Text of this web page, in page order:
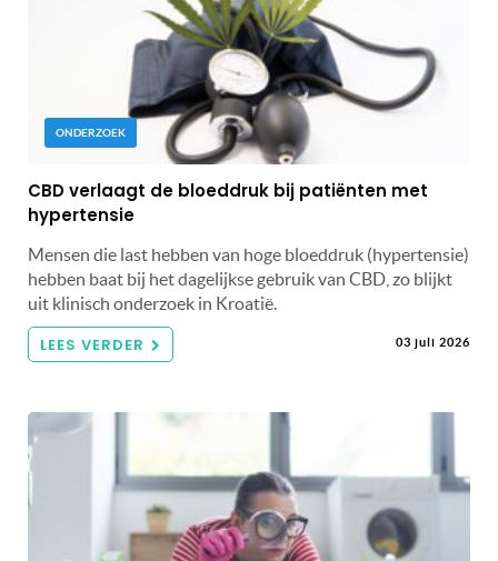
ONDERZOEK
CBD verlaagt de bloeddruk bij patiënten met
hypertensie
Mensen die last hebben van hoge bloeddruk (hypertensie)
hebben baat bij het dagelijkse gebruik van CBD, zo blijkt
uit klinisch onderzoek in Kroatië.
LEES VERDER 03 juli 2026